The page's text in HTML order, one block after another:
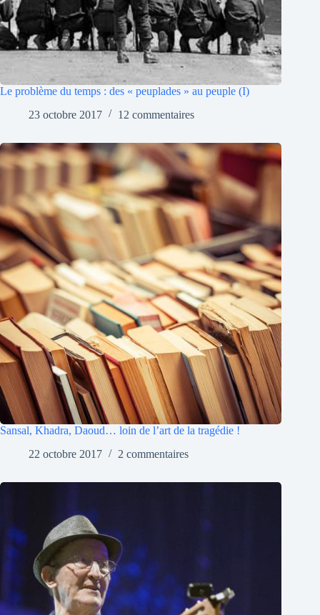
Le problème du temps : des « peuplades » au peuple (I)
23 octobre 2017
12 commentaires
Sansal, Khadra, Daoud… loin de l’art de la tragédie !
22 octobre 2017
2 commentaires